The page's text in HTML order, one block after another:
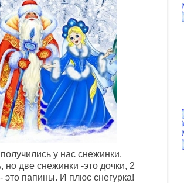
у нас снежинки.
но две снежинки -это дочки, 2
это папины. И плюс снегурка!